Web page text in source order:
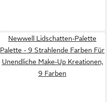
Newwell Lidschatten-Palette
Palette - 9 Strahlende Farben Für
Unendliche Make-Up Kreationen,
9 Farben